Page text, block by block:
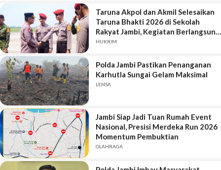
Taruna Akpol dan Akmil Selesaikan
Taruna Bhakti 2026 di Sekolah
Rakyat Jambi, Kegiatan Berlangsung
Aman dan Lancar
HUKRIM
Polda Jambi Pastikan Penanganan
Karhutla Sungai Gelam Maksimal
LENSA
Jambi Siap Jadi Tuan Rumah Event
Nasional, Presisi Merdeka Run 2026
Momentum Pembuktian
OLAHRAGA